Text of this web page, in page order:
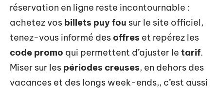
réservation en ligne reste incontournable :
achetez vos billets puy fou sur le site officiel,
tenez-vous informé des offres et repérez les
code promo qui permettent d’ajuster le tarif.
Miser sur les périodes creuses, en dehors des
vacances et des longs week-ends,, c’est aussi